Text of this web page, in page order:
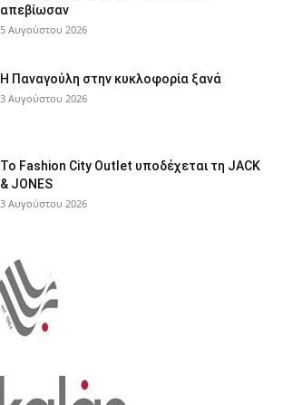
απεβίωσαν
5 Αυγούστου 2026
Η Παναγούλη στην κυκλοφορία ξανά
3 Αυγούστου 2026
Το Fashion City Outlet υποδέχεται τη JACK
& JONES
3 Αυγούστου 2026